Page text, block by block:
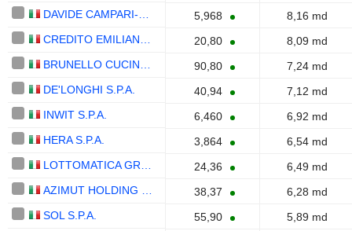
5,968
8,16 md
20,80
8,09 md
90,80
7,24 md
DE'LONGHI S.P.A.
40,94
7,12 md
INWIT S.P.A.
6,460
6,92 md
HERA S.P.A.
3,864
6,54 md
24,36
6,49 md
38,37
6,28 md
SOL S.P.A.
55,90
5,89 md